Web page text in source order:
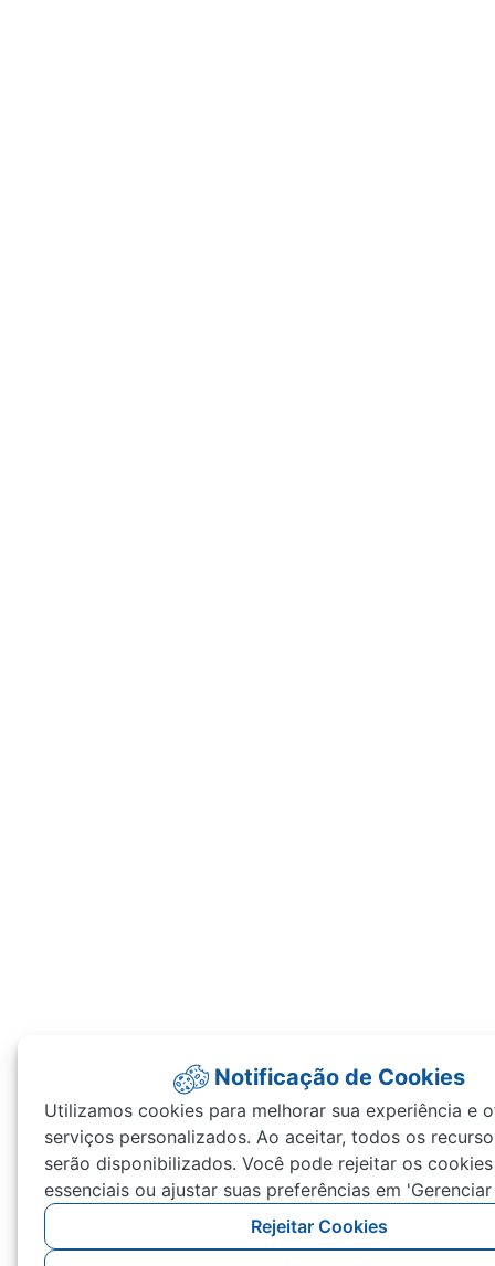
Notificação de Cookies
Utilizamos cookies para melhorar sua experiência e
serviços personalizados. Ao aceitar, todos os
serão disponibilizados. Você pode rejeitar os
essenciais ou ajustar suas preferências em
Rejeitar Cookies